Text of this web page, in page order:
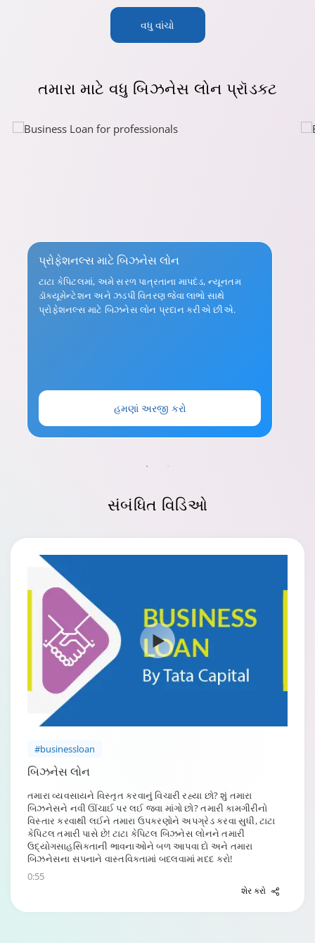
વધુ વાંચો
તમારા માટે વધુ બિઝનેસ લોન પ્રૉડક્ટ
પ્રોફેશનલ્સ માટે બિઝનેસ લોન
ટાટા કેપિટલમાં, અમે સરળ પાત્રતાના માપદંડ, ન્યૂનતમ
ડૉક્યૂમેન્ટેશન અને ઝડપી વિતરણ જેવા લાભો સાથે
પ્રોફેશનલ્સ માટે બિઝનેસ લોન પ્રદાન કરીએ છીએ.
હમણાં અરજી કરો
સંબંધિત વિડિઓ
#businessloan
બિઝનેસ લોન
તમારા વ્યવસાયને વિસ્તૃત કરવાનું વિચારી રહ્યા છો? શું તમારા
બિઝનેસને નવી ઊંચાઈ પર લઈ જવા માંગો છો? તમારી કામગીરીનો
વિસ્તાર કરવાથી લઈને તમારા ઉપકરણોને અપગ્રેડ કરવા સુધી, ટાટા
કેપિટલ તમારી પાસે છે! ટાટા કેપિટલ બિઝનેસ લોનને તમારી
ઉદ્યોગસાહસિકતાની ભાવનાઓને બળ આપવા દો અને તમારા
બિઝનેસના સપનાને વાસ્તવિકતામાં બદલવામાં મદદ કરો!
0:55
શેર કરો